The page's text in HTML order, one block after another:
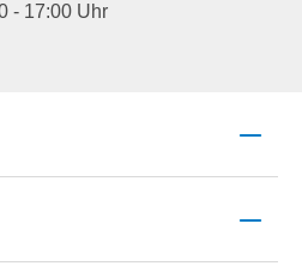
- 17:00 Uhr